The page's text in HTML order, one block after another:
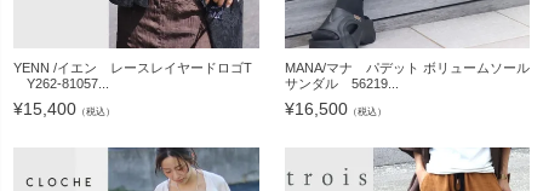
YENN /イエン レースレイヤードロゴT
Y262-81057...
¥15,400 （税込）
MANA/マナ パデット ボリュームソール
サンダル 56219...
¥16,500（税込）